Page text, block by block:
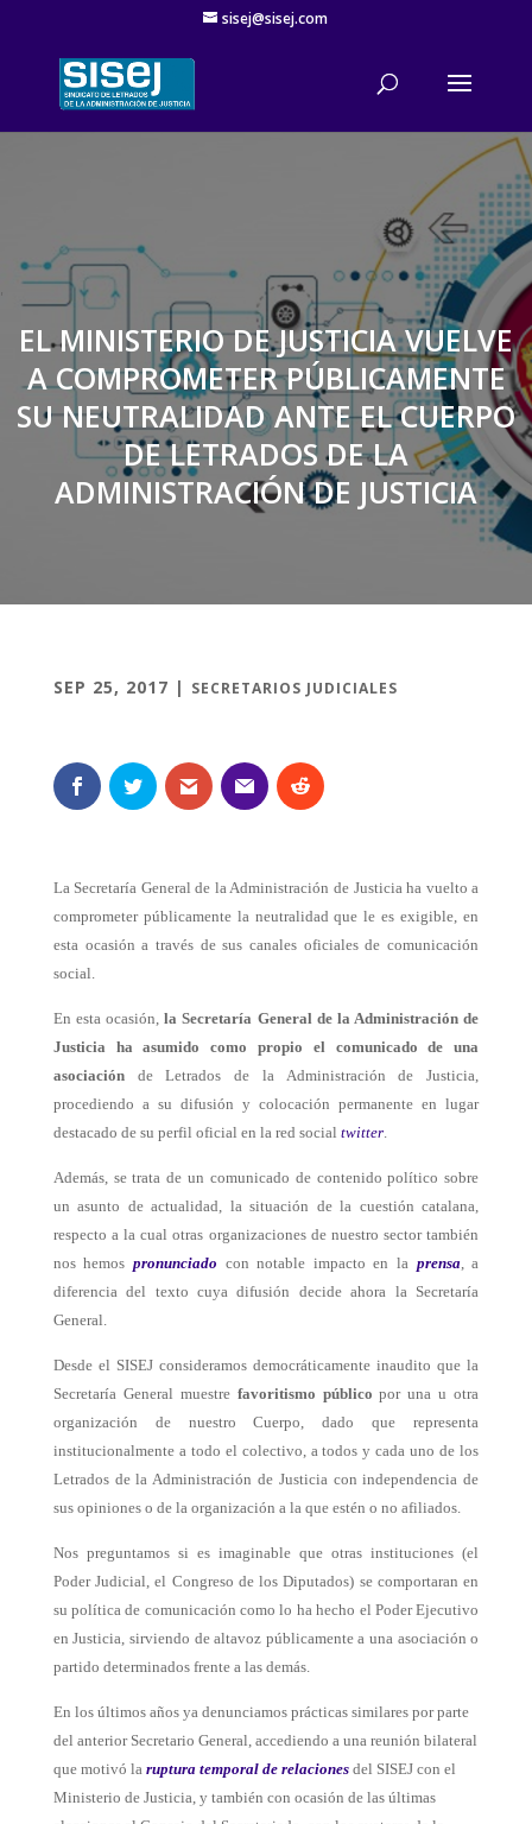
sisej@sisej.com
'
EL MINISTERIO DE JUSTICIA VUELVE
A COMPROMETER PÚBLICAMENTE
SU NEUTRALIDAD ANTE EL CUERPO
DE LETRADOS DE LA
ADMINISTRACIÓN DE JUSTICIA
SEP 25, 2017 | SECRETARIOS JUDICIALES
La Secretaría General de la Administración de Justicia ha vuelto a
comprometer públicamente la neutralidad que le es exigible, en
esta ocasión a través de sus canales oficiales de comunicación
social.
En esta ocasión,la Secretaría General de la Administración de
Justicia ha asumido como propio el comunicado de una
asociaciónde Letrados de la Administración de Justicia,
procediendo a su difusión y colocación permanente en lugar
destacado de su perfil oficial en la red social twitter.
Además, se trata de un comunicado de contenido político sobre
un asunto de actualidad, la situación de la cuestión catalana,
respecto a la cual otras organizaciones de nuestro sector también
nos hemos pronunciado con notable impacto en la prensa, a
diferencia del texto cuya difusión decide ahora la Secretaría
General.
Desde el SISEJ consideramos democráticamente inaudito que la
Secretaría General muestre favoritismo público por una u otra
organización de nuestro Cuerpo, dado que representa
institucionalmente a todo el colectivo, a todos y cada uno de los
Letrados de la Administración de Justicia con independencia de
sus opiniones o de la organización a la que estén o no afiliados.
Nos preguntamos si es imaginable que otras instituciones (el
Poder Judicial, el Congreso de los Diputados) se comportaran en
su política de comunicación como lo ha hecho el Poder Ejecutivo
en Justicia, sirviendo de altavoz públicamente a una asociación o
partido determinados frente a las demás.
En los últimos años ya denunciamos prácticas similares por parte
del anterior Secretario General, accediendo a una reunión bilateral
que motivó la ruptura temporal de relacionesdel SISEJ con el
Ministerio de Justicia, y también con ocasión de las últimas